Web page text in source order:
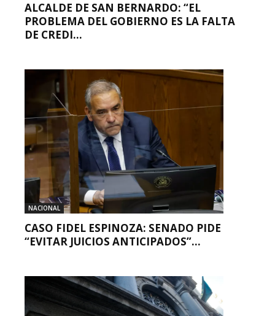
ALCALDE DE SAN BERNARDO: “EL
PROBLEMA DEL GOBIERNO ES LA FALTA
DE CREDI...
NACIONAL
CASO FIDEL ESPINOZA: SENADO PIDE
“EVITAR JUICIOS ANTICIPADOS”...